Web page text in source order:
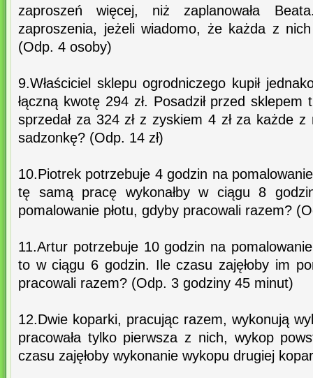
zaproszeń więcej, niż zaplanowała
zaproszenia, jeżeli wiadomo, że każda z
(Odp. 4 osoby)
9.Właściciel sklepu ogrodniczego kupił
łączną kwotę 294 zł. Posadził przed sklepem
sprzedał za 324 zł z zyskiem 4 zł za każde z
sadzonkę? (Odp. 14 zł)
10.Piotrek potrzebuje 4 godzin na
tę samą pracę wykonałby w ciągu 8
pomalowanie płotu, gdyby pracowali razem?
11.Artur potrzebuje 10 godzin na
to w ciągu 6 godzin. Ile czasu zajęłoby im
pracowali razem? (Odp. 3 godziny 45 minut)
12.Dwie koparki, pracując razem, wykonują
pracowała tylko pierwsza z nich, wykop
czasu zajęłoby wykonanie wykopu drugiej